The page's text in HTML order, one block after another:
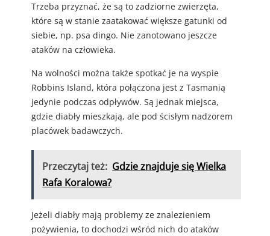
Trzeba przyznać, że są to zadziorne zwierzęta,
które są w stanie zaatakować większe gatunki od
siebie, np. psa dingo. Nie zanotowano jeszcze
ataków na człowieka.
Na wolności można także spotkać je na wyspie
Robbins Island, która połączona jest z Tasmanią
jedynie podczas odpływów. Są jednak miejsca,
gdzie diabły mieszkają, ale pod ścisłym nadzorem
placówek badawczych.
Przeczytaj też: Gdzie znajduje się Wielka
Rafa Koralowa?
Jeżeli diabły mają problemy ze znalezieniem
pożywienia, to dochodzi wśród nich do ataków